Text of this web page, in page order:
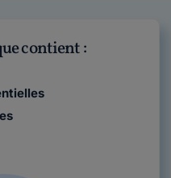
contient :